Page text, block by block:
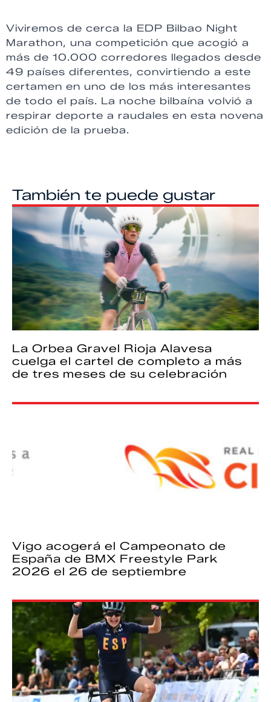
Viviremos de cerca la EDP Bilbao Night
Marathon, una competición que acogió a
más de 10.000 corredores llegados desde
49 países diferentes, convirtiendo a este
certamen en uno de los más interesantes
de todo el país. La noche bilbaína volvió a
respirar deporte a raudales en esta novena
edición de la prueba.
También te puede gustar
La Orbea Gravel Rioja Alavesa
cuelga el cartel de completo a más
de tres meses de su celebración
Vigo acogerá el Campeonato de
España de BMX Freestyle Park
2026 el 26 de septiembre